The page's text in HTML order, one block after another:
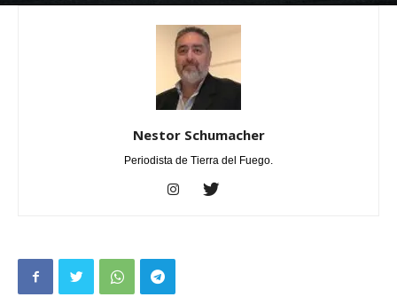
Nestor Schumacher
Periodista de Tierra del Fuego.